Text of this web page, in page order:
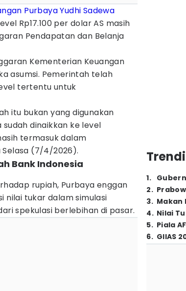
Purbaya Yudhi Sadewa
Rp17.100 per dolar AS masih
Pendapatan dan Belanja
Kementerian Keuangan
asumsi. Pemerintah telah
tertentu untuk
itu bukan yang digunakan
sudah dinaikkan ke level
termasuk dalam
Selasa (7/4/2026).
Bank Indonesia
rupiah, Purbaya enggan
nilai tukar dalam simulasi
spekulasi berlebihan di pasar.
1.
2.
3. Makan
4. Nilai
5. Piala
6. GIIAS